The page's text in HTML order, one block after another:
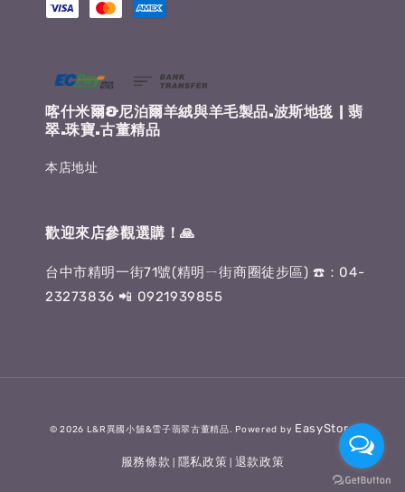
喀什米爾&尼泊爾羊絨與羊毛製品.波斯地毯 | 翡
翠.珠寶.古董精品
本店地址
歡迎來店參觀選購！🙏
台中市精明一街71號(精明ㄧ街商圈徒步區) ☎️：04-
23273836 📲 0921939855
© 2026 L&R異國小舖&雪子翡翠古董精品. Powered by EasyStore
服務條款 隱私政策 退款政策